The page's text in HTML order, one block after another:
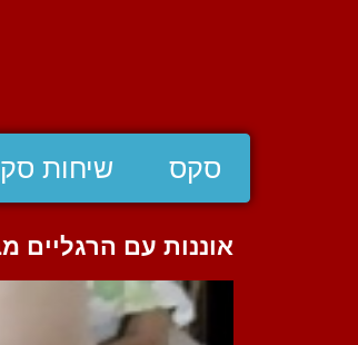
סקס שיחות
אוננות עם הרגליים